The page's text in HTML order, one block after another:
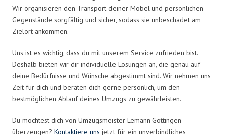
Wir organisieren den Transport deiner Möbel und persönlichen
Gegenstände sorgfältig und sicher, sodass sie unbeschadet am
Zielort ankommen.
Uns ist es wichtig, dass du mit unserem Service zufrieden bist.
Deshalb bieten wir dir individuelle Lösungen an, die genau auf
deine Bedürfnisse und Wünsche abgestimmt sind. Wir nehmen uns
Zeit für dich und beraten dich gerne persönlich, um den
bestmöglichen Ablauf deines Umzugs zu gewährleisten.
Du möchtest dich von Umzugsmeister Lemann Göttingen
überzeugen? Kontaktiere uns jetzt für ein unverbindliches